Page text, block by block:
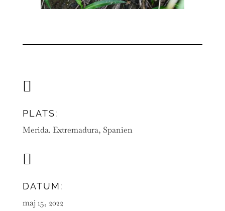

PLATS:
Merida. Extremadura, Spanien

DATUM:
maj 15, 2022